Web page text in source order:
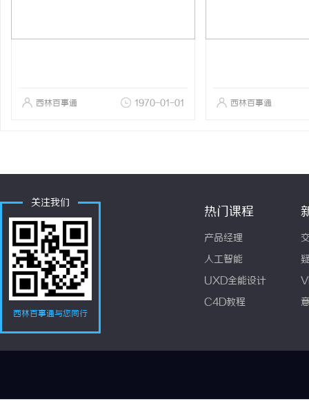
西林百事通 1970-01-01 西林百事通
关注我们
西林百事通与您同行
热门课程
产品经理
人工智能
UXD全能设计
C4D教程